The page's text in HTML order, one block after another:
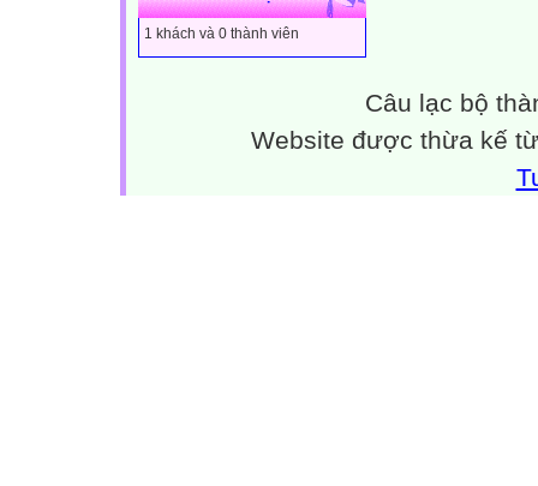
1 khách và 0 thành viên
Câu lạc bộ
Website được thừa kế